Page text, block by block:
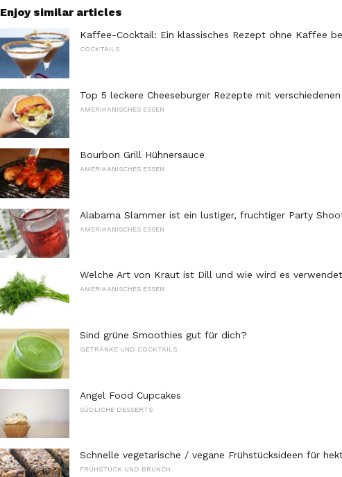
Enjoy similar articles
Kaffee-Cocktail: Ein klassisches Rezept ohne Kaffee
COCKTAILS
Top 5 leckere Cheeseburger Rezepte mit
AMERIKANISCHES ESSEN
Bourbon Grill Hühnersauce
AMERIKANISCHES ESSEN
Alabama Slammer ist ein lustiger, fruchtiger Party
AMERIKANISCHES ESSEN
Welche Art von Kraut ist Dill und wie wird es
AMERIKANISCHES ESSEN
Sind grüne Smoothies gut für dich?
GETRÄNKE UND COCKTAILS
Angel Food Cupcakes
SÜDLICHE DESSERTS
Schnelle vegetarische / vegane Frühstücksideen für
FRÜHSTÜCK UND BRUNCH